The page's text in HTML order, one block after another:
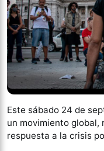
Este sábado 24 de
un movimiento global,
respuesta a la crisis